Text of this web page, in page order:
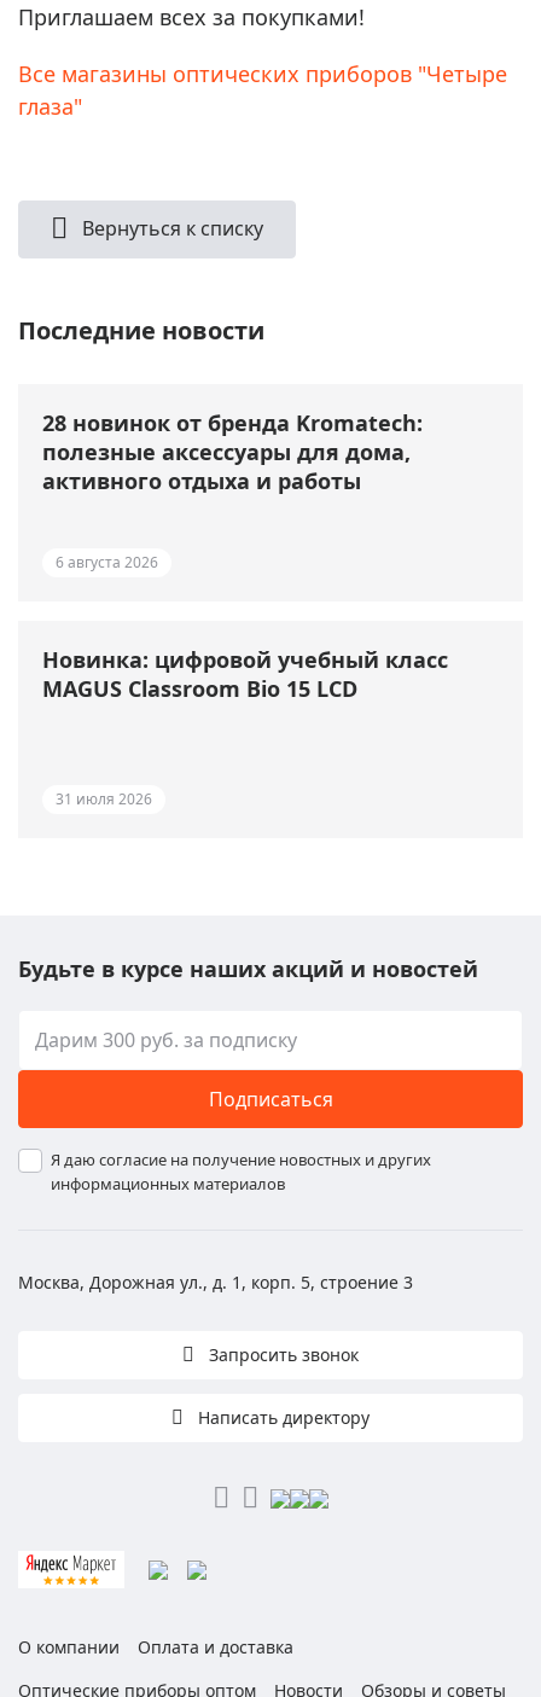
Приглашаем всех за покупками!
Все магазины оптических приборов "Четыре
глаза"
Вернуться к списку
Последние новости
28 новинок от бренда Kromatech:
полезные аксессуары для дома,
активного отдыха и работы
6 августа 2026
Новинка: цифровой учебный класс
MAGUS Classroom Bio 15 LCD
31 июля 2026
Будьте в курсе наших акций и новостей
Подписаться
Я даю согласие на получение новостных и других
информационных материалов
Москва, Дорожная ул., д. 1, корп. 5, строение 3
Запросить звонок
Написать директору
О компании
Оплата и доставка
Оптические приборы оптом
Новости Обзоры и советы